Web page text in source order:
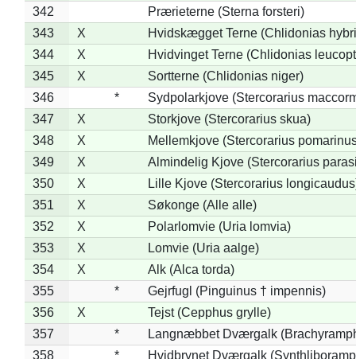
342
Prærieterne (Sterna forsteri)
343
X
Hvidskægget Terne (Chlidonias
344
X
Hvidvinget Terne (Chlidonias
345
X
Sortterne (Chlidonias niger)
346
*
Sydpolarkjove (Stercorarius
347
X
Storkjove (Stercorarius skua)
348
X
Mellemkjove (Stercorarius
349
X
Almindelig Kjove (Stercorarius
350
X
Lille Kjove (Stercorarius
351
X
Søkonge (Alle alle)
352
X
Polarlomvie (Uria lomvia)
353
X
Lomvie (Uria aalge)
354
X
Alk (Alca torda)
355
*
Gejrfugl (Pinguinus † impennis)
356
X
Tejst (Cepphus grylle)
357
*
Langnæbbet Dværgalk
358
* Hvidbrynet Dværgalk